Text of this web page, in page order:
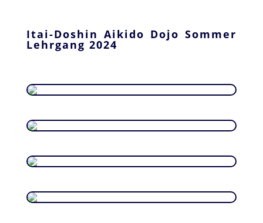
Itai-Doshin Aikido Dojo Sommer
Lehrgang 2024